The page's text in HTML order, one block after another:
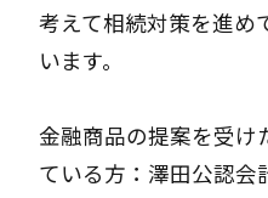
考えて相続対策を進め
います。
金融商品の提案を受け
ている方：澤田公認会